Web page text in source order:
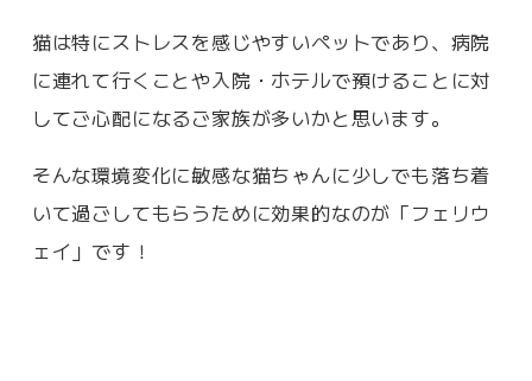
猫は特にストレスを感じやすいペットであり、病院
に連れて行くことや入院・ホテルで預けることに対
してご心配になるご家族が多いかと思います。
そんな環境変化に敏感な猫ちゃんに少しでも落ち着
いて過ごしてもらうために効果的なのが「フェリウ
ェイ」です！